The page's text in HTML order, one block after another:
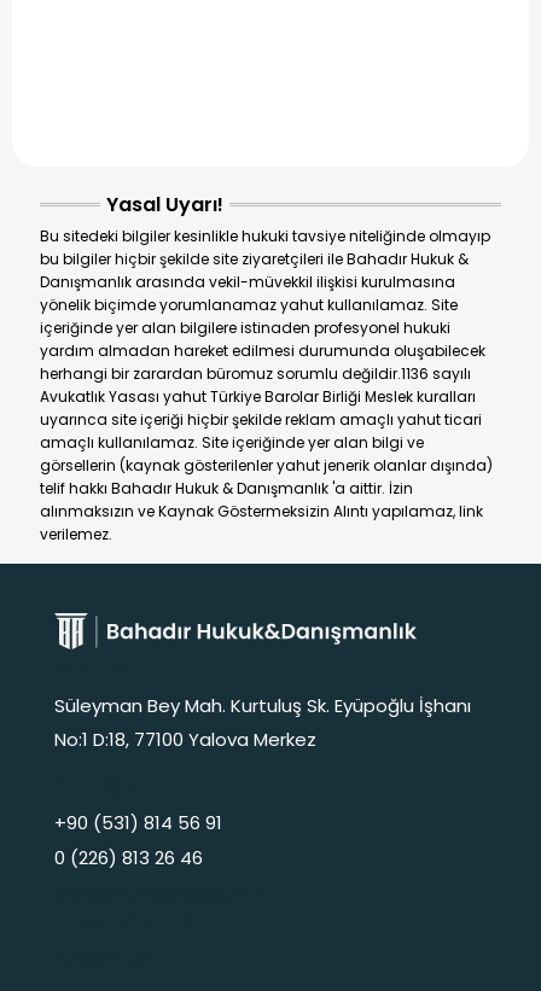
Yasal Uyarı!
Bu sitedeki bilgiler kesinlikle hukuki tavsiye niteliğinde olmayıp
bu bilgiler hiçbir şekilde site ziyaretçileri ile Bahadır Hukuk &
Danışmanlık arasında vekil-müvekkil ilişkisi kurulmasına
yönelik biçimde yorumlanamaz yahut kullanılamaz. Site
içeriğinde yer alan bilgilere istinaden profesyonel hukuki
yardım almadan hareket edilmesi durumunda oluşabilecek
herhangi bir zarardan büromuz sorumlu değildir.1136 sayılı
Avukatlık Yasası yahut Türkiye Barolar Birliği Meslek kuralları
uyarınca site içeriği hiçbir şekilde reklam amaçlı yahut ticari
amaçlı kullanılamaz. Site içeriğinde yer alan bilgi ve
görsellerin (kaynak gösterilenler yahut jenerik olanlar dışında)
telif hakkı Bahadır Hukuk & Danışmanlık 'a aittir. İzin
alınmaksızın ve Kaynak Göstermeksizin Alıntı yapılamaz, link
verilemez.
Süleyman Bey Mah. Kurtuluş Sk. Eyüpoğlu İşhanı
No:1 D:18, 77100 Yalova Merkez
+90 (531) 814 56 91
0 (226) 813 26 46